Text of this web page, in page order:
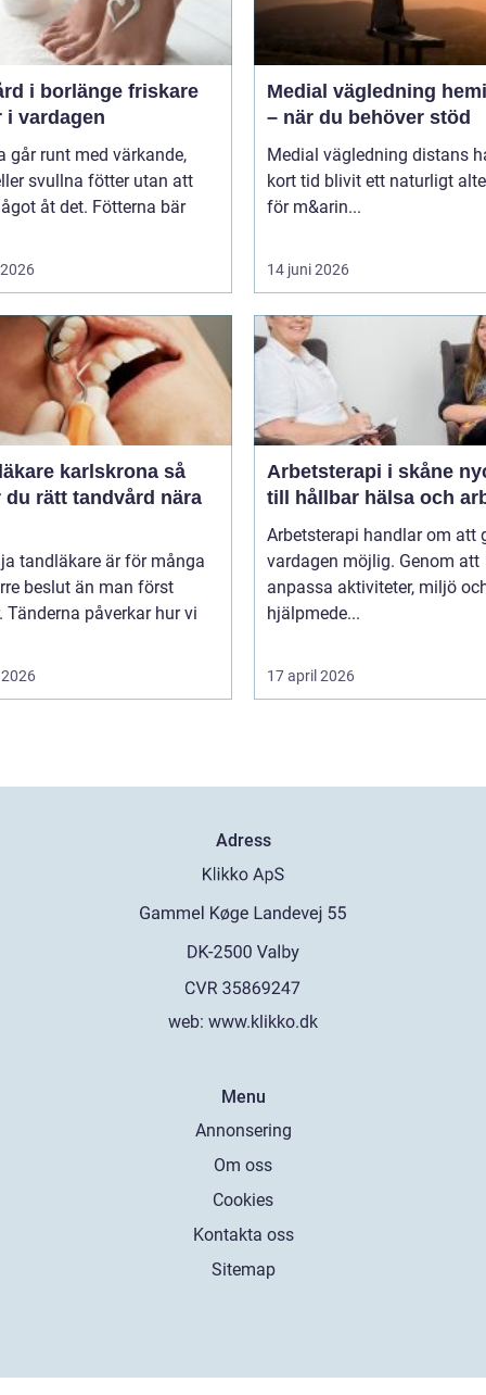
i borlänge friskare
i vardagen
går runt med värkande,
svullna fötter utan att
åt det. Fötterna bär
Medial vägledning
– när du behöver stöd
Medial vägledning distans
kort tid blivit ett naturligt
för m&arin...
14 juni 2026
karlskrona så
du rätt tandvård nära
tandläkare är för många
beslut än man först
Tänderna påverkar hur vi
Arbetsterapi i skåne nyckeln
till hållbar hälsa och
Arbetsterapi handlar om att
vardagen möjlig. Genom att
anpassa aktiviteter, miljö
hjälpmede...
17 april 2026
Adress
web: www.klikko.dk
Menu
Annonsering
Om oss
Cookies
Kontakta oss
Sitemap